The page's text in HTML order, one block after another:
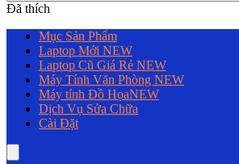
Đã thích
Mục Sản Phẩm
Laptop Mới NEW
Laptop Cũ Giá Rẻ NEW
Máy Tính Văn Phòng NEW
Máy tính Đồ HọaNEW
Dịch Vụ Sửa Chữa
Cài Đặt